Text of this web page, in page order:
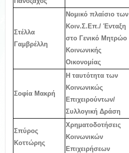
Στέλλα
Γαμβρέλλη
Νομικό πλαίσιο των
Κοιν.Σ.Επ./ Ένταξη
στο Γενικό Μητρώο
Κοινωνικής
Οικονομίας
Σοφία Μακρή
Η ταυτότητα των
Κοινωνικώς
Επιχειρούντων/
Συλλογική Δράση
Σπύρος
Κοττώρης
Χρηματοδοτήσεις
Κοινωνικών
Επιχειρήσεων